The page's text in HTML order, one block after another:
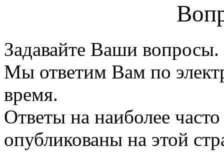
Задавайте Ваши вопросы.
Мы ответим Вам по
время.
Ответы на наиболее
опубликованы на этой